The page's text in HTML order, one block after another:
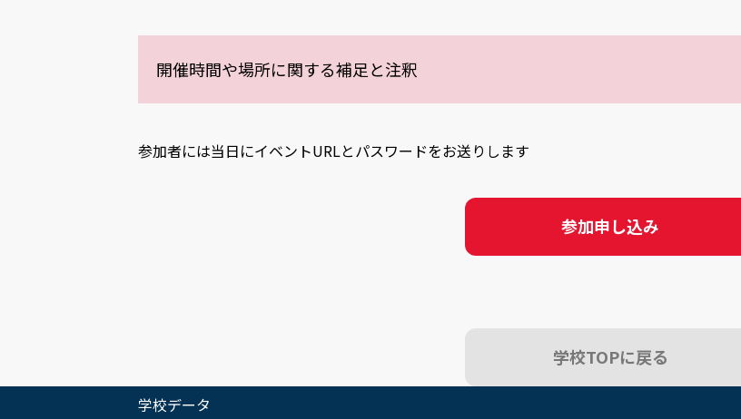
開催時間や場所に関する補足と注釈
参加者には当日にイベントURLとパスワードをお送りします
参加申し込み
学校TOPに戻る
学校データ